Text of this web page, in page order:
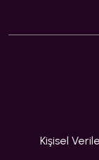
Kişisel